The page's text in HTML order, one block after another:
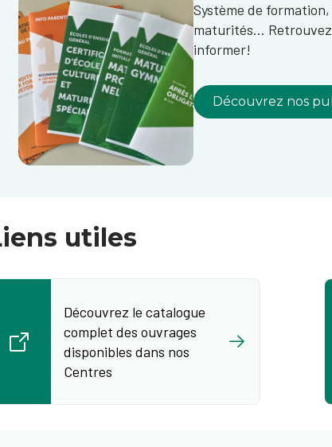
Système de
maturités...
informer!
Découvrez nos
utiles
Découvrez le catalogue
complet des ouvrages
disponibles dans nos
Centres